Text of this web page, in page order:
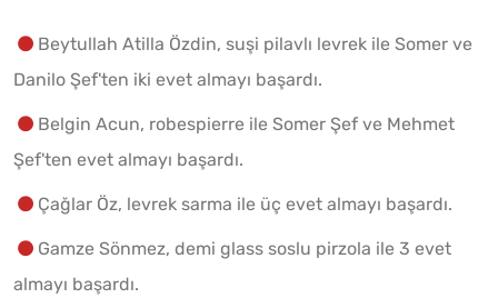
Beytullah Atilla Özdin, suşi pilavlı levrek ile Somer ve
Danilo Şef'ten iki evet almayı başardı.
Belgin Acun, robespierre ile Somer Şef ve Mehmet
Şef'ten evet almayı başardı.
Çağlar Öz, levrek sarma ile üç evet almayı başardı.
Gamze Sönmez, demi glass soslu pirzola ile 3 evet
almayı başardı.